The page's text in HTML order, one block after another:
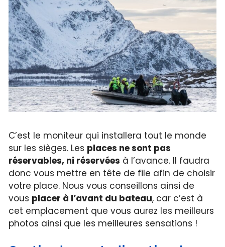
C’est le moniteur qui installera tout le monde
sur les sièges. Les places ne sont pas
réservables, ni réservées à l’avance. Il faudra
donc vous mettre en tête de file afin de choisir
votre place. Nous vous conseillons ainsi de
vous placer à l’avant du bateau, car c’est à
cet emplacement que vous aurez les meilleurs
photos ainsi que les meilleures sensations !